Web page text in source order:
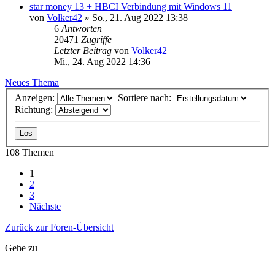
star money 13 + HBCI Verbindung mit Windows 11
von Volker42 » So., 21. Aug 2022 13:38
6 Antworten
20471 Zugriffe
Letzter Beitrag von Volker42
Mi., 24. Aug 2022 14:36
Neues Thema
Anzeigen:
Sortiere nach:
Richtung:
108 Themen
1
2
3
Nächste
Zurück zur Foren-Übersicht
Gehe zu